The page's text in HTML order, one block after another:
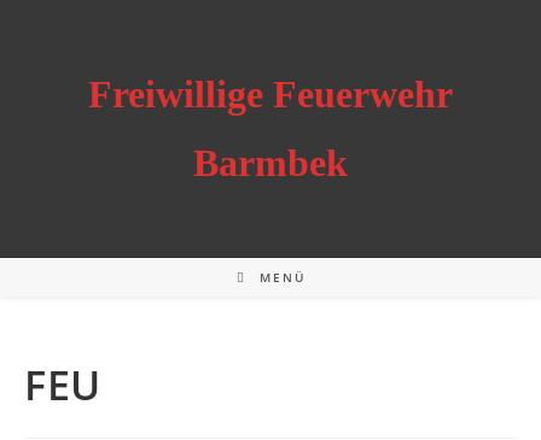
Freiwillige Feuerwehr
Barmbek
MENÜ
FEU